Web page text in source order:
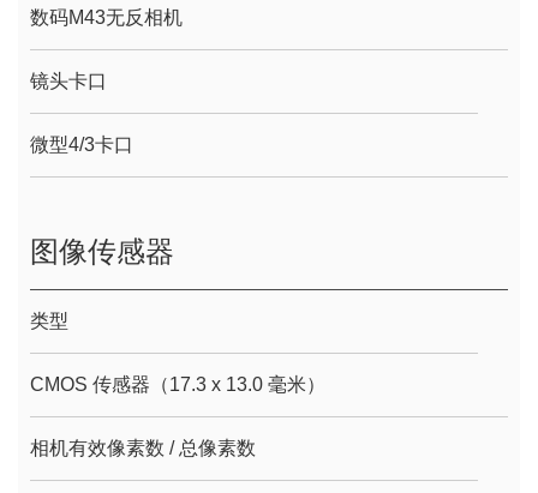
数码M43无反相机
镜头卡口
微型4/3卡口
图像传感器
类型
CMOS 传感器（17.3 x 13.0 毫米）
相机有效像素数 / 总像素数